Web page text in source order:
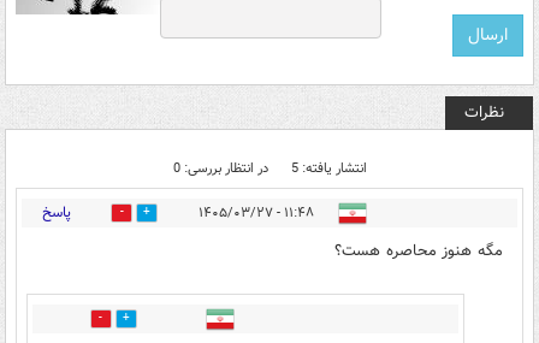
نظرات
انتشار یافته: 5 در انتظار بررسی: 0
۱۱:۴۸ - ۱۴۰۵/۰۳/۲۷ 1 پاسخ
مگه هنوز محاصره هست؟
0